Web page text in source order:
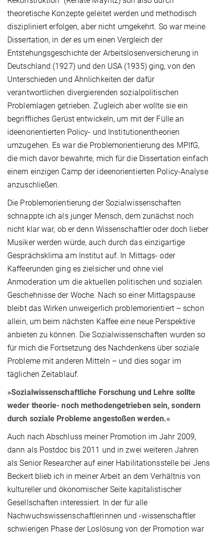
theoretische Konzepte geleitet werden und methodisch
diszipliniert erfolgen, aber nicht umgekehrt. So war meine
Dissertation, in der es um einen Vergleich der
Entstehungsgeschichte der Arbeitslosenversicherung in
Deutschland (1927) und den USA (1935) ging, von den
Unterschieden und Ähnlichkeiten der dafür
verantwortlichen divergierenden sozialpolitischen
Problemlagen getrieben. Zugleich aber wollte sie ein
begriffliches Gerüst entwickeln, um mit der Fülle an
ideenorientierten Policy- und Institutionentheorien
umzugehen. Es war die Problemorientierung des MPIfG,
die mich davor bewahrte, mich für die Dissertation einfach
einem einzigen Camp der ideenorientierten Policy-Analyse
anzuschließen.
Die Problemorientierung der Sozialwissenschaften
schnappte ich als junger Mensch, dem zunächst noch
nicht klar war, ob er denn Wissenschaftler oder doch lieber
Musiker werden würde, auch durch das einzigartige
Gesprächsklima am Institut auf. In Mittags- oder
Kaffeerunden ging es zielsicher und ohne viel
Anmoderation um die aktuellen politischen und sozialen
Geschehnisse der Woche. Nach so einer Mittagspause
bleibt das Wirken unweigerlich problemorientiert – schon
allein, um beim nächsten Kaffee eine neue Perspektive
anbieten zu können. Die Sozialwissenschaften wurden so
für mich die Fortsetzung des Nachdenkens über soziale
Probleme mit anderen Mitteln – und dies sogar im
täglichen Zeitablauf.
»Sozialwissenschaftliche Forschung und Lehre sollte
weder theorie- noch methodengetrieben sein, sondern
durch soziale Probleme angestoßen werden.«
Auch nach Abschluss meiner Promotion im Jahr 2009,
dann als Postdoc bis 2011 und in zwei weiteren Jahren
als Senior Researcher auf einer Habilitationsstelle bei Jens
Beckert blieb ich in meiner Arbeit an dem Verhältnis von
kultureller und ökonomischer Seite kapitalistischer
Gesellschaften interessiert. In der für alle
Nachwuchswissenschaftlerinnen und -wissenschaftler
schwierigen Phase der Loslösung von der Promotion war